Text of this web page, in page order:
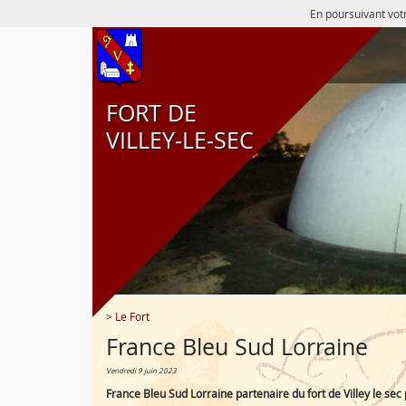
En poursuivant
FORT DE
VILLEY‑LE‑SEC
> Le Fort
France Bleu Sud Lorraine
vendredi 9 juin 2023
France Bleu Sud Lorraine partenaire du fort de Villey le